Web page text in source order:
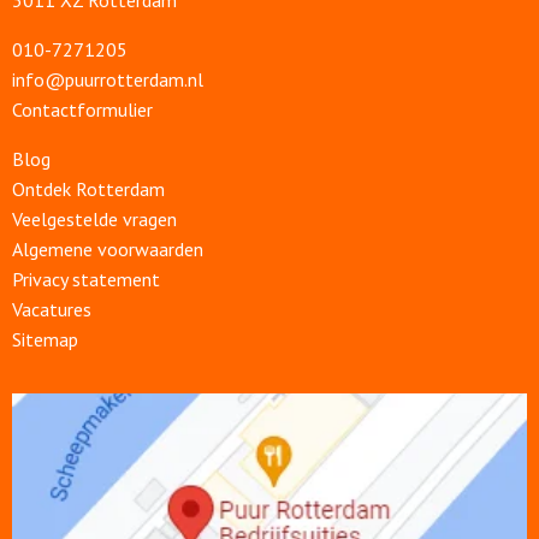
010-7271205
info@puurrotterdam.nl
Contactformulier
Blog
Ontdek Rotterdam
Veelgestelde vragen
Algemene voorwaarden
Privacy statement
Vacatures
Sitemap
Open